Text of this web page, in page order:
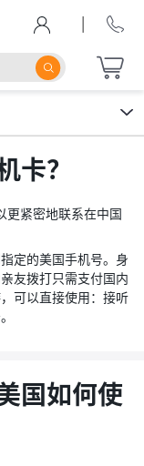
|
卡？
更紧密地联系在中国
定的美国手机号。身
友拨打只需支付国内
可以直接使用：接听
国如何使